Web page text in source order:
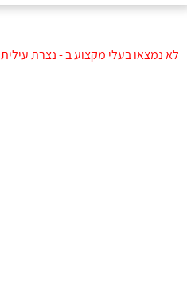
לא נמצאו בעלי מקצוע ב - נצרת עילית